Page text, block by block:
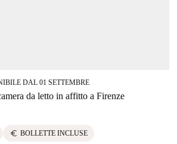
DAL 01 SETTEMBRE
da letto in affitto a Firenze
euro BOLLETTE INCLUSE